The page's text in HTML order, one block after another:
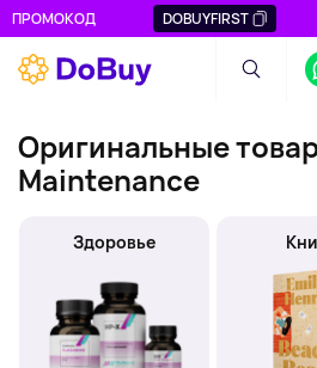
ПРОМОКОД DOBUYFIRST
Оригинальные
Maintenance
Здоровье